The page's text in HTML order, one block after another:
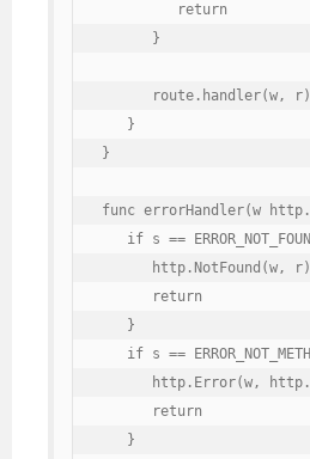
         return
      }
      route.handler(w, r)
   }
}
func errorHandler(w
if s ==
      http.NotFound(w, r)
      return
   }
if s ==
http.Error(w,
      return
   }